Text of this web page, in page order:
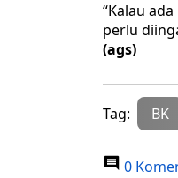
“Kalau
perlu
(ags)
Tag: BK
0